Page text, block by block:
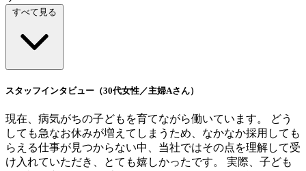
すべて見る
スタッフインタビュー（30代女性／主婦Aさん）
現在、病気がちの子どもを育てながら働いています。 どう
しても急なお休みが増えてしまうため、なかなか採用しても
らえる仕事が見つからない中、当社ではその点を理解して受
け入れていただき、とても嬉しかったです。 実際、子ども